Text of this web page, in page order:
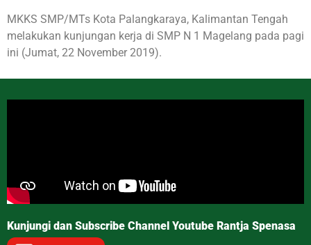
MKKS SMP/MTs Kota Palangkaraya, Kalimantan Tengah
melakukan kunjungan kerja di SMP N 1 Magelang pada pagi
ini (Jumat, 22 November 2019).
Kunjungi dan Subscribe Channel Youtube Rantja Spenasa